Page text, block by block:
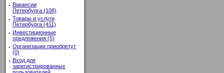
· Вакансии
Петербурга (108)
· Товары и услуги
Петербурга (411)
· Инвестиционные
предложения (5)
· Организации приобретут
(0)
· Вход для
зарегистрированных